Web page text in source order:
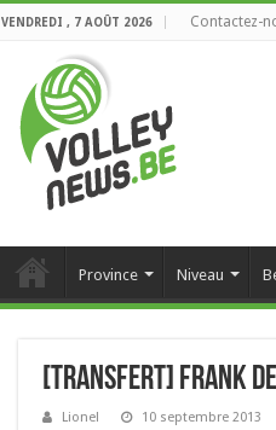
VENDREDI , 7 AOÛT 2026 Contactez-
Province Niveau
[Transfert] Frank
Lionel 10 septembre 2013